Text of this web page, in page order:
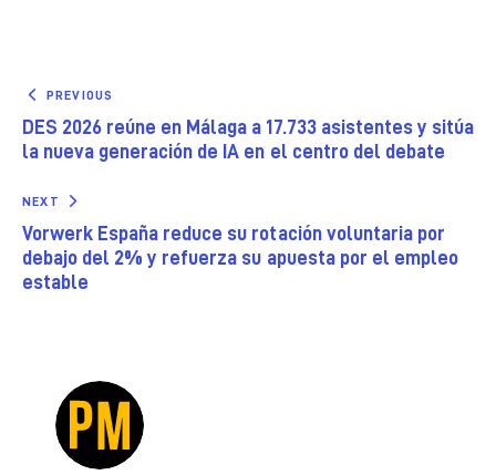
PREVIOUS
DES 2026 reúne en Málaga a 17.733 asistentes y sitúa
la nueva generación de IA en el centro del debate
NEXT
Vorwerk España reduce su rotación voluntaria por
debajo del 2% y refuerza su apuesta por el empleo
estable